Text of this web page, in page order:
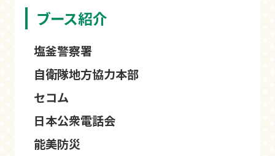
ブース紹介
塩釜警察署
自衛隊地方協力本部
セコム
日本公衆電話会
能美防災